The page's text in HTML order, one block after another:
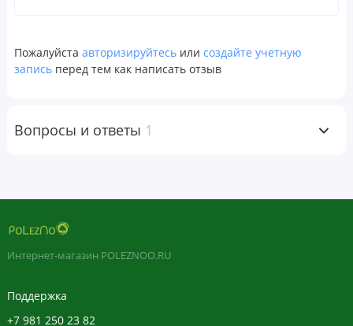
железо, — основная причина отравлений со смертельным
немедленно обратиться к врачу или в токсикологический
Размер порции:
жевательные
животных
Порций в упаковке:
Пожалуйста авторизируйтесь или создайте учетную
запись перед тем как написать отзыв
Вопросы и ответы 1
Интернет-магазин POLEZNOO.RU
Поддержка
+7 981 250 23 82